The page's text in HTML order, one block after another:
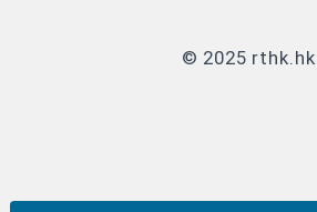
© 2025 rthk.hk